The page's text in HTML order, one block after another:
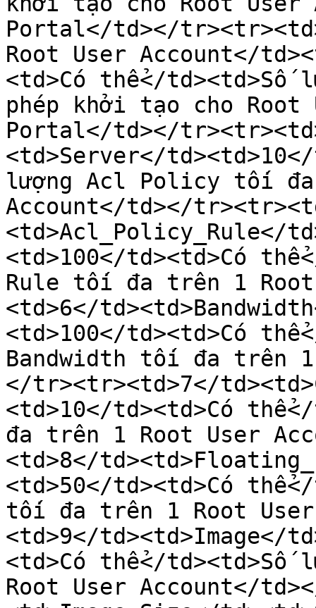
Portal</td></
Root User Account</
<td>Có thể</td><td>Số
phép khởi tạo cho Root
Portal</td></
<td>Server</
lượng Acl Policy tối
Account</td></
<td>Acl_Policy_Rule</
<td>100</td><td>Có
Rule tối đa trên 1
<td>6</
<td>100</td><td>Có
Bandwidth tối đa trên 1
</tr><tr><td>7</
<td>10</td><td>Có
đa trên 1 Root User
<td>8</
<td>50</td><td>Có
tối đa trên 1 Root
<td>9</td><td>Image</
<td>Có thể</
Root User Account</